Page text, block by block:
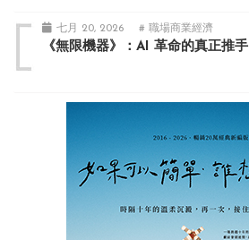
七月 20, 2026 # 職場商業經濟
《無限機器》：AI 革命的真正推手